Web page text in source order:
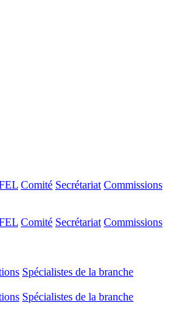
Comité Secrétariat Commissions
Comité Secrétariat Commissions
Spécialistes de la branche
Spécialistes de la branche